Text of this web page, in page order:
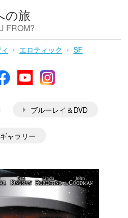
の旅
FROM?
・ エロティック ・ SF
FacebookYouTubeInstagram
ブルーレイ＆DVD
ギャラリー